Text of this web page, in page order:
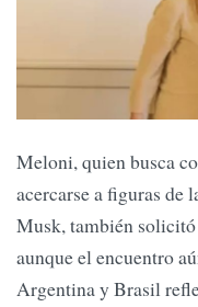
Meloni, quien busca
acercarse a figuras de
Musk, también
aunque el encuentro
Argentina y Brasil